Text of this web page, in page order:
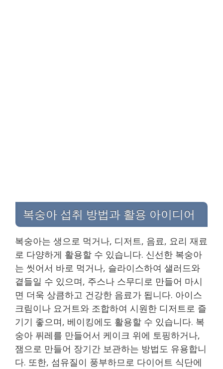
복숭아 섭취 방법과 활용 아이디어
복숭아는 생으로 먹거나, 디저트, 음료, 요리 재료
로 다양하게 활용할 수 있습니다. 신선한 복숭아
는 씻어서 바로 먹거나, 슬라이스하여 샐러드와
곁들일 수 있으며, 주스나 스무디로 만들어 마시
면 더욱 상큼하고 건강한 음료가 됩니다. 아이스
크림이나 요거트와 조합하여 시원한 디저트로 즐
기기 좋으며, 베이킹에도 활용할 수 있습니다. 복
숭아 퓌레를 만들어서 케이크 위에 토핑하거나,
잼으로 만들어 장기간 보관하는 방법도 유용합니
다. 또한, 섬유질이 풍부하므로 다이어트 식단에